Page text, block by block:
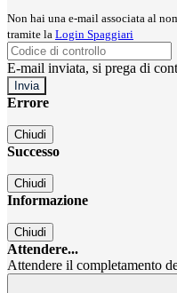
Non hai una e-mail associata al
tramite la Login Spaggiari
E-mail inviata, si prega di
Errore
Chiudi
Successo
Chiudi
Informazione
Chiudi
Attendere...
Attendere il completamento